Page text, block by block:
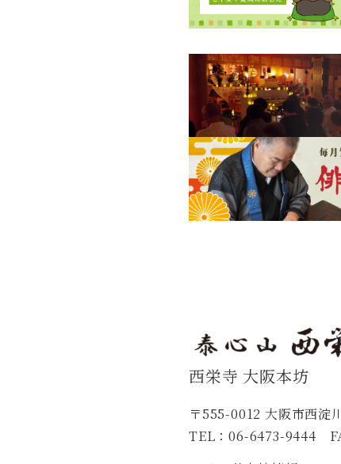
西栄寺 大阪本坊
〒555-0012 大阪市西淀
TEL：06-6473-9444